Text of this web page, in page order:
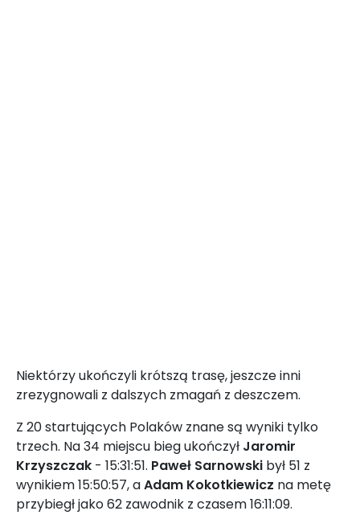
Niektórzy ukończyli krótszą trasę, jeszcze inni
zrezygnowali z dalszych zmagań z deszczem.
Z 20 startujących Polaków znane są wyniki tylko
trzech. Na 34 miejscu bieg ukończył Jaromir
Krzyszczak - 15:31:51. Paweł Sarnowski był 51 z
wynikiem 15:50:57, aAdam Kokotkiewicz na metę
przybiegł jako 62 zawodnik z czasem 16:11:09.